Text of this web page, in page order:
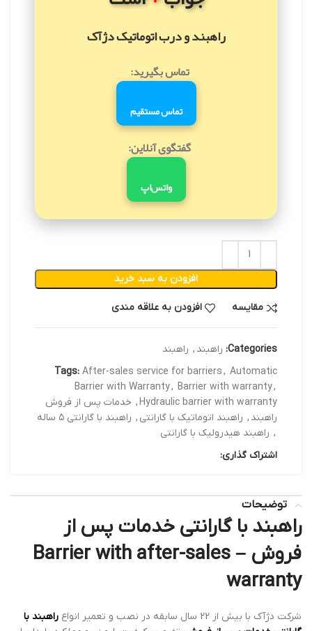
راهبند و درب اتوماتیک دژآک
تماس بگیرید:
تماس مستقیم
گفتگوی آنلاین:
واتس‌اپ
افزودن به سبد خرید
مقایسه افزودن به علاقه مندی
Categories: راهبند , راهبند
Tags: After-sales service for barriers, Automatic
Barrier with Warranty, Barrier with warranty,
Hydraulic barrier with warranty
, خدمات پس از فروش
راهبند , راهبند اتوماتیک با گارانتی , راهبند با گارانتی ۵ ساله
, راهبند هیدرولیک با گارانتی
اشتراک گذاری:
توضیحات
راهبند با گارانتی خدمات پس از
فروش – Barrier with after-sales
warranty
شرکت دژآک با بیش از 22 سال سابقه در نصب و تعمیر انواع
راهبند با